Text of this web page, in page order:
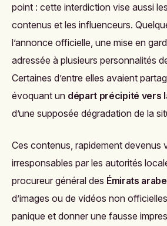
point : cette interdiction vise aussi
contenus et les influenceurs.
l’annonce officielle, une mise en
adressée à plusieurs personnalités
Certaines d’entre elles avaient
évoquant un départ précipité vers
d’une supposée dégradation de la
Ces contenus, rapidement devenus
irresponsables par les autorités
procureur général des Émirats
d’images ou de vidéos non
panique et donner une fausse